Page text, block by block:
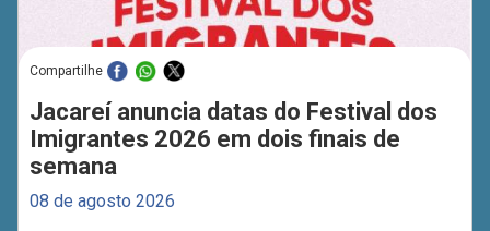
Compartilhe
Jacareí anuncia datas do Festival dos
Imigrantes 2026 em dois finais de
semana
08 de agosto 2026